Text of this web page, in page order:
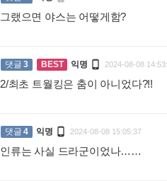
그랬으면 야스는 어떻게함?
댓글3 BEST 익명  2024-08-08
2/최초 트월킹은 춤이 아니었다?!!
댓글4 익명  2024-08-08 15:05:37
인류는 사실 드라군이었나……